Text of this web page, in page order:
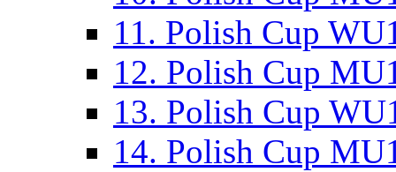
11. Polish Cup
12. Polish Cup
13. Polish Cup
14. Polish Cup